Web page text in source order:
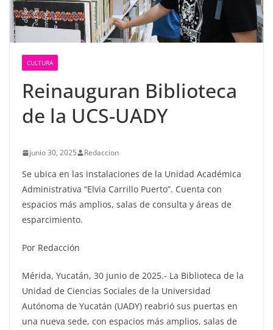
CULTURA
Reinauguran Biblioteca
de la UCS-UADY
junio 30, 2025 Redaccion
Se ubica en las instalaciones de la Unidad Académica
Administrativa “Elvia Carrillo Puerto”. Cuenta con
espacios más amplios, salas de consulta y áreas de
esparcimiento.
Por Redacción
Mérida, Yucatán, 30 junio de 2025.- La Biblioteca de la
Unidad de Ciencias Sociales de la Universidad
Autónoma de Yucatán (UADY) reabrió sus puertas en
una nueva sede, con espacios más amplios, salas de